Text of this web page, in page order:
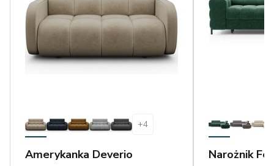
+4
Amerykanka Deverio Narożnik